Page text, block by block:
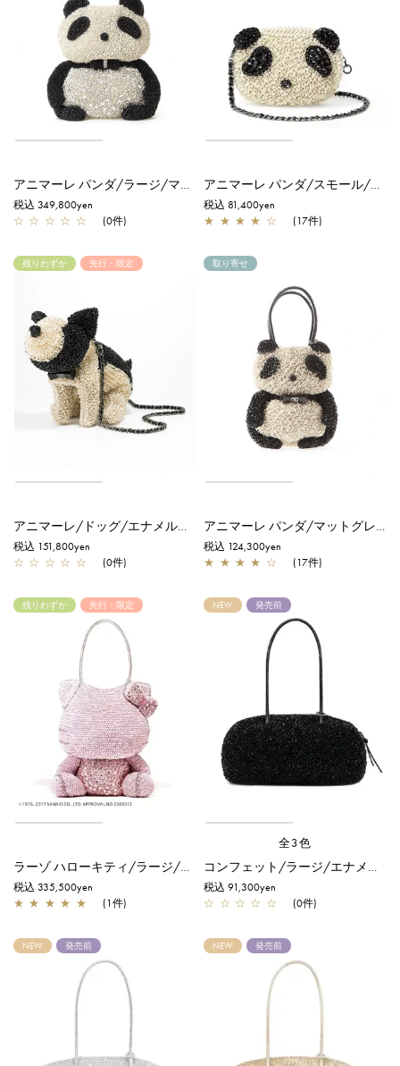
アニマーレ パンダ/ラージ/マットグレイッシュホワイト【一部店舗先行販売商品】
税込 349,800yen
☆ ☆ ☆ ☆ ☆ (0件)
アニマーレ パンダ/スモール/マットグレイッシュホワイト
税込 81,400yen
★ ★ ★ ★ ☆ (17件)
残りわずか 先行・限定
アニマーレ/ドッグ/エナメルブラック×セミシャイニーホワイトシルバーゴールド【一部店舗先行販売商品】
税込 151,800yen
☆ ☆ ☆ ☆ ☆ (0件)
取り寄せ
アニマーレ パンダ/マットグレイッシュホワイト
税込 124,300yen
★ ★ ★ ★ ☆ (17件)
残りわずか 先行・限定
ラーゾ ハローキティ/ラージ/シルバーピンク【一部店舗先行販売商品】
税込 335,500yen
★ ★ ★ ★ ★ (1件)
NEW 発売前
全3色
コンフェット/ラージ/エナメルブラック
税込 91,300yen
☆ ☆ ☆ ☆ ☆ (0件)
NEW 発売前 NEW 発売前